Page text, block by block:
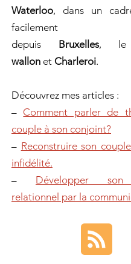
Waterloo, dans un
facilement
depuis Bruxelles,
wallon et Charleroi.
Découvrez mes articles :
– Comment parler de
couple à son conjoint?
– Reconstruire son
infidélité.
– Développer
relationnel par la